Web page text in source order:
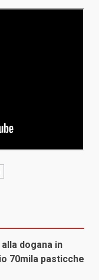
dogana in
70mila pasticche